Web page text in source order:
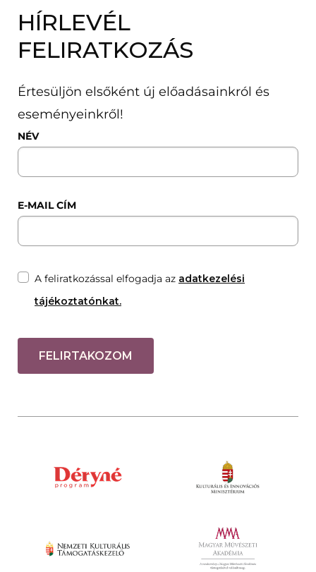
HÍRLEVÉL
FELIRATKOZÁS
Értesüljön elsőként új előadásainkról és
eseményeinkről!
NÉV
E-MAIL CÍM
A feliratkozással elfogadja az adatkezelési
tájékoztatónkat.
FELIRTAKOZOM